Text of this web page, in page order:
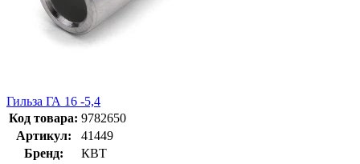
Гильза ГА 16 -5,4
Код товара: 9782650
Артикул:
41449
Бренд:
КВТ